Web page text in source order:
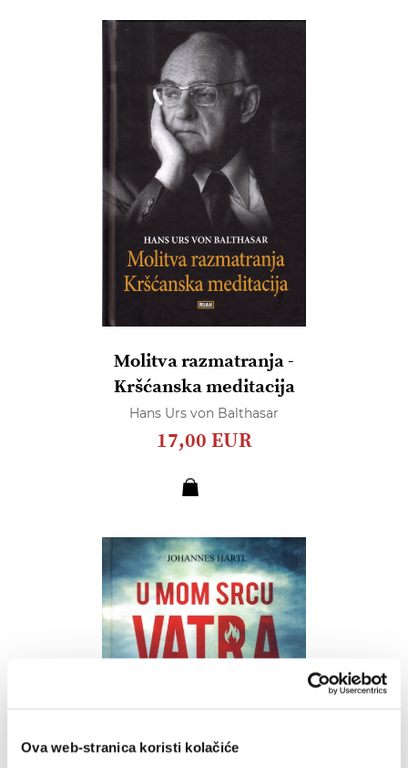
Ova web-stranica koristi kolačiće
Molitva razmatranja -
Kršćanska meditacija
Hans Urs von Balthasar
17,00 EUR